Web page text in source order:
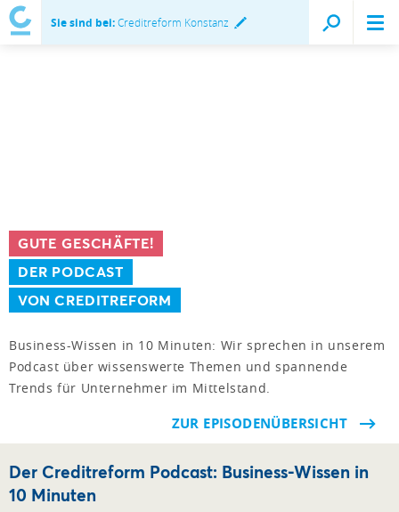
Sie sind bei:Creditreform Konstanz
GUTE GESCHÄFTE!
DER PODCAST
VON CREDITREFORM
Business-Wissen in 10 Minuten: Wir sprechen in unserem
Podcast über wissenswerte Themen und spannende
Trends für Unternehmer im Mittelstand.
ZUR EPISODENÜBERSICHT
Der Creditreform Podcast: Business-Wissen in
10 Minuten